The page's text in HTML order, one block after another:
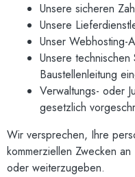
Unsere sicheren
Unsere
Unser Webhosting-
Unsere
Baustellenleitung
Verwaltungs- oder
gesetzlich
Wir versprechen, Ihre
kommerziellen Zwecken
oder weiterzugeben.